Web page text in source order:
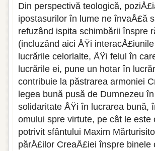
Din perspectivă teologică,
ipostasurilor în lume ne învaÅ£ă
refuzând ispita schimbării înspre
(incluzând aici ÅŸi
lucrările celorlalte, ÅŸi felul în
lucrările ei, pune un hotar în
contribuie la păstrarea armoniei
legea bună pusă de Dumnezeu
solidaritate ÅŸi în lucrarea bună,
omului spre virtute, pe cât le
potrivit sfântului Maxim
părÅ£ilor CreaÅ£iei înspre